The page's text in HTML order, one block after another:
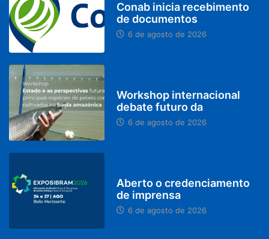
Conab inicia recebimento
de documentos
6 de agosto de 2026
Workshop internacional
debate futuro da
6 de agosto de 2026
Aberto o credenciamento
de imprensa
6 de agosto de 2026